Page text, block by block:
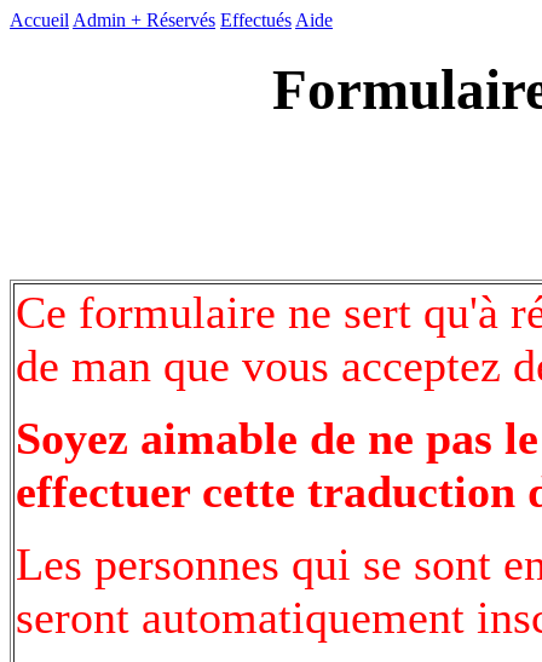
Accueil Admin + Réservés Effectués Aide
Ce formulaire ne sert qu'à
de man que vous acceptez
Soyez aimable de ne pas
effectuer cette traduction
Les personnes qui se sont
seront automatiquement